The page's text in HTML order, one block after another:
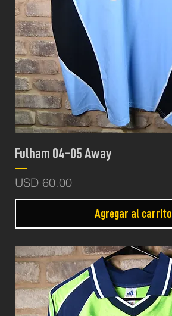
Fulham 04-05 Away
Precio
USD 60.00
Agregar al carrito